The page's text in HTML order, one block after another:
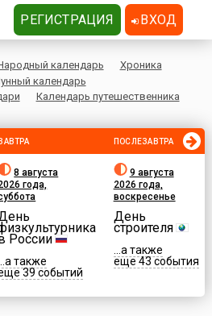
календарь
Хроника
календарь
Календарь путешественника
8 августа
года,
России
...а также
39 событий
ПОСЛЕЗАВТРА
9 августа
2026 года,
воскресенье
День
строителя
...а также
еще 43 события
РЕГИСТРАЦИЯ ВХОД